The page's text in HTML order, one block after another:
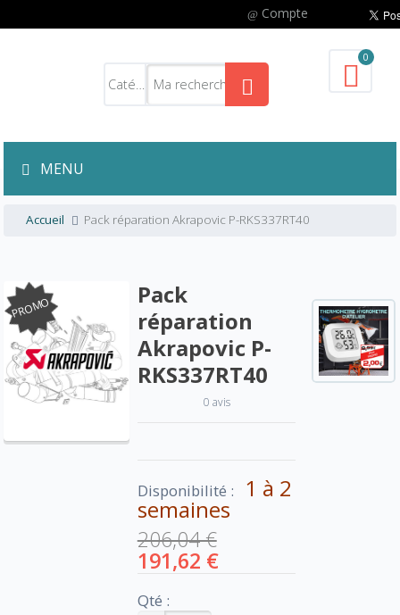
Compte
0
MENU
Accueil Pack réparation Akrapovic P-RKS337RT40
PROMO
Pack
réparation
Akrapovic P-
RKS337RT40
0 avis
Disponibilité : 1 à 2
semaines
206,04 €
191,62 €
Qté :